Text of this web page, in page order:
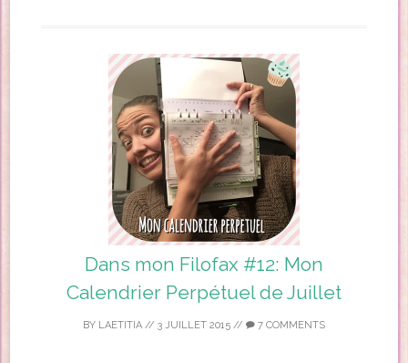
Dans mon Filofax #12: Mon
Calendrier Perpétuel de Juillet
BY LAETITIA // 3 JUILLET 2015 // 7 COMMENTS